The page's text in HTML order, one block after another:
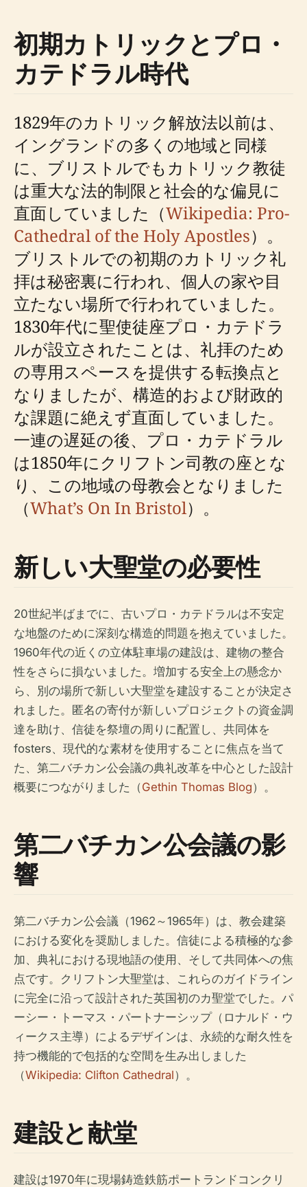
初期カトリックとプロ・
カテドラル時代
1829年のカトリック解放法以前は、
イングランドの多くの地域と同様
に、ブリストルでもカトリック教徒
は重大な法的制限と社会的な偏見に
直面していました（Wikipedia: Pro-
Cathedral of the Holy Apostles）。
ブリストルでの初期のカトリック礼
拝は秘密裏に行われ、個人の家や目
立たない場所で行われていました。
1830年代に聖使徒座プロ・カテドラ
ルが設立されたことは、礼拝のため
の専用スペースを提供する転換点と
なりましたが、構造的および財政的
な課題に絶えず直面していました。
一連の遅延の後、プロ・カテドラル
は1850年にクリフトン司教の座とな
り、この地域の母教会となりました
（What’s On In Bristol）。
新しい大聖堂の必要性
20世紀半ばまでに、古いプロ・カテドラルは不安定
な地盤のために深刻な構造的問題を抱えていました。
1960年代の近くの立体駐車場の建設は、建物の整合
性をさらに損ないました。増加する安全上の懸念か
ら、別の場所で新しい大聖堂を建設することが決定さ
れました。匿名の寄付が新しいプロジェクトの資金調
達を助け、信徒を祭壇の周りに配置し、共同体を
fosters、現代的な素材を使用することに焦点を当て
た、第二バチカン公会議の典礼改革を中心とした設計
概要につながりました（Gethin Thomas Blog）。
第二バチカン公会議の影
響
第二バチカン公会議（1962～1965年）は、教会建築
における変化を奨励しました。信徒による積極的な参
加、典礼における現地語の使用、そして共同体への焦
点です。クリフトン大聖堂は、これらのガイドライン
に完全に沿って設計された英国初のカ聖堂でした。パ
ーシー・トーマス・パートナーシップ（ロナルド・ウ
ィークス主導）によるデザインは、永続的な耐久性を
持つ機能的で包括的な空間を生み出しました
（Wikipedia: Clifton Cathedral）。
建設と献堂
建設は1970年に現場鋳造鉄筋ポートランドコンクリ